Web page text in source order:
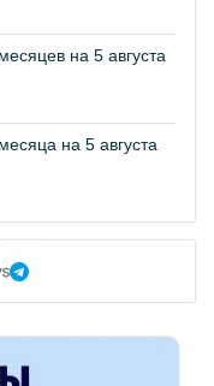
на 5 августа
на 5 августа